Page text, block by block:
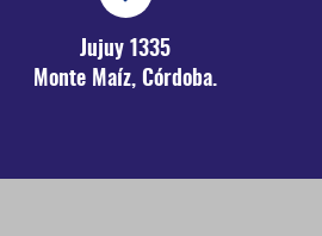
Jujuy 1335
Monte Maíz, Córdoba.